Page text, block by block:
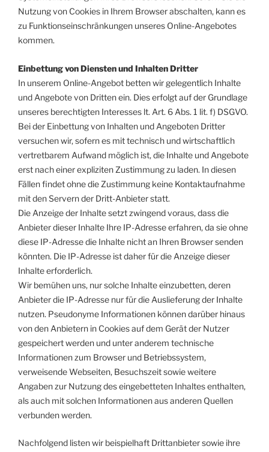
Nutzung von Cookies in Ihrem Browser abschalten, kann es
zu Funktionseinschränkungen unseres Online-Angebotes
kommen.
Einbettung von Diensten und Inhalten Dritter
In unserem Online-Angebot betten wir gelegentlich Inhalte
und Angebote von Dritten ein. Dies erfolgt auf der Grundlage
unseres berechtigten Interesses lt. Art. 6 Abs. 1 lit. f) DSGVO.
Bei der Einbettung von Inhalten und Angeboten Dritter
versuchen wir, sofern es mit technisch und wirtschaftlich
vertretbarem Aufwand möglich ist, die Inhalte und Angebote
erst nach einer expliziten Zustimmung zu laden. In diesen
Fällen findet ohne die Zustimmung keine Kontaktaufnahme
mit den Servern der Dritt-Anbieter statt.
Die Anzeige der Inhalte setzt zwingend voraus, dass die
Anbieter dieser Inhalte Ihre IP-Adresse erfahren, da sie ohne
diese IP-Adresse die Inhalte nicht an Ihren Browser senden
könnten. Die IP-Adresse ist daher für die Anzeige dieser
Inhalte erforderlich.
Wir bemühen uns, nur solche Inhalte einzubetten, deren
Anbieter die IP-Adresse nur für die Auslieferung der Inhalte
nutzen. Pseudonyme Informationen können darüber hinaus
von den Anbietern in Cookies auf dem Gerät der Nutzer
gespeichert werden und unter anderem technische
Informationen zum Browser und Betriebssystem,
verweisende Webseiten, Besuchszeit sowie weitere
Angaben zur Nutzung des eingebetteten Inhaltes enthalten,
als auch mit solchen Informationen aus anderen Quellen
verbunden werden.
Nachfolgend listen wir beispielhaft Drittanbieter sowie ihre